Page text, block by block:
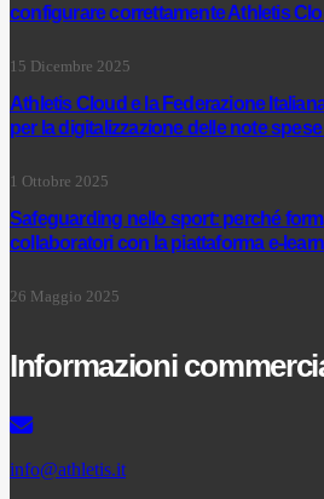
configurare correttamente Athletis
15 Dicembre 2025
Athletis Cloud e la Federazione
per la digitalizzazione delle note
1 Ottobre 2025
Safeguarding nello sport: perché
collaboratori con la piattaforma e-
26 Maggio 2025
Informazioni
info@athletis.it